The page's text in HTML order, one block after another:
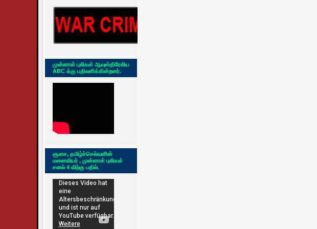
முன்னாள் புலிகள் ஆவுஸ்திரேலிய
ABC க்கு பதிலளிக்கின்றனர்.
சூசை, தமிழ்ச்செல்வனின்
மனைவியர் , முன்னாள் புலிகள்
சனல் 4 விற்கு பதில்.